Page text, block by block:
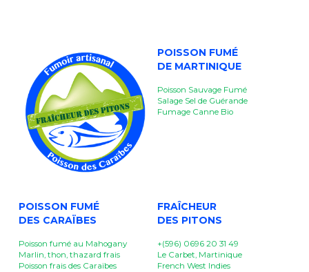
POISSON FUMÉ
DE MARTINIQUE
Poisson Sauvage Fumé
Salage Sel de Guérande
Fumage Canne Bio
POISSON FUMÉ
DES CARAÏBES
Poisson fumé au Mahogany
Marlin, thon, thazard frais
Poisson frais des Caraïbes
FRAÎCHEUR
DES PITONS
+(596) 0696 20 31 49
Le Carbet, Martinique
French West Indies